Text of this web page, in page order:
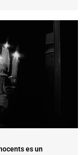
es un